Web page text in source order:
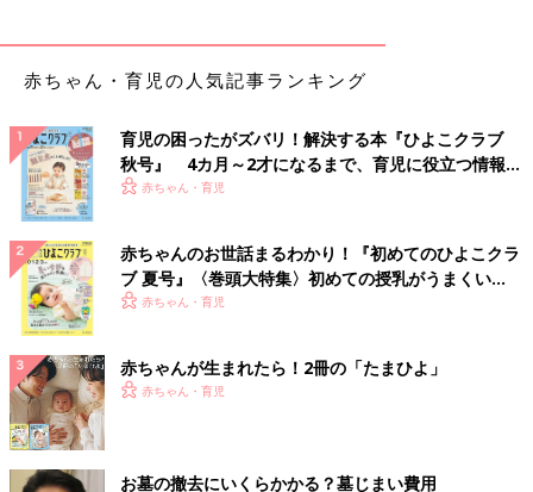
赤ちゃん・育児の人気記事ランキング
育児の困ったがズバリ！解決する本『ひよこクラブ
秋号』 4カ月～2才になるまで、育児に役立つ情報が
いっぱい！
赤ちゃん・育児
赤ちゃんのお世話まるわかり！『初めてのひよこクラ
ブ 夏号』〈巻頭大特集〉初めての授乳がうまくい
く！ おっぱい・ミルクの基本と夏のトラブル 解決テ
赤ちゃん・育児
赤ちゃんが生まれたら！2冊の「たまひよ」
赤ちゃん・育児
お墓の撤去にいくらかかる？墓じまい費用